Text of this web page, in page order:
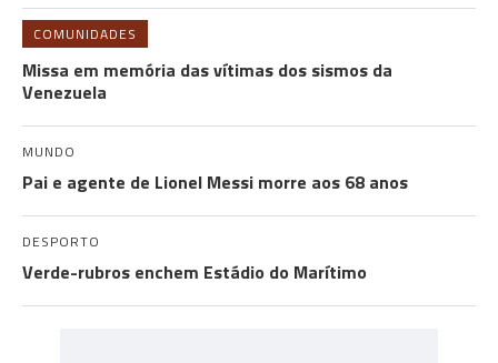
COMUNIDADES
Missa em memória das vítimas dos sismos da
Venezuela
MUNDO
Pai e agente de Lionel Messi morre aos 68 anos
DESPORTO
Verde-rubros enchem Estádio do Marítimo